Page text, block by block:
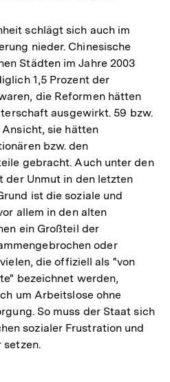
schlägt sich auch im
nieder. Chinesische
Städten im Jahre 2003
1,5 Prozent der
die Reformen hätten
ausgewirkt. 59 bzw.
sie hätten
bzw. den
gebracht. Auch unter den
Unmut in den letzten
ist die soziale und
allem in den alten
ein Großteil der
oder
die offiziell als "von
bezeichnet werden,
um Arbeitslose ohne
So muss der Staat sich
sozialer Frustration und